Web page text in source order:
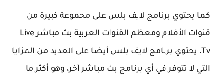
كما يحتوي برنامج لايف بلس على مجموعة كبيرة من
قنوات الأفلام ومعظم القنوات العربية بث مباشر Live
Tv، يحتوي برنامج لايف بلس أيضا على العديد من المزايا
التي لا تتوفر في أي برنامج بث مباشر آخر، وهو أكثر ما